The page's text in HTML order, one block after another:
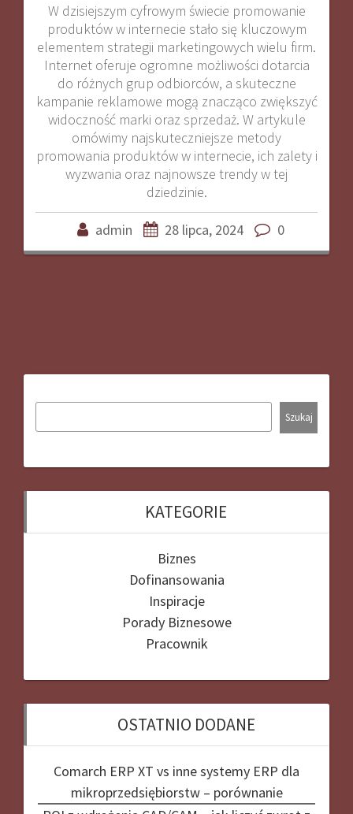
W dzisiejszym cyfrowym świecie promowanie
produktów w internecie stało się kluczowym
elementem strategii marketingowych wielu firm.
Internet oferuje ogromne możliwości dotarcia
do różnych grup odbiorców, a skuteczne
kampanie reklamowe mogą znacząco zwiększyć
widoczność marki oraz sprzedaż. W artykule
omówimy najskuteczniejsze metody
promowania produktów w internecie, ich zalety i
wyzwania oraz najnowsze trendy w tej
dziedzinie.
admin 28 lipca, 2024 0
Szukaj
KATEGORIE
Biznes
Dofinansowania
Inspiracje
Porady Biznesowe
Pracownik
OSTATNIO DODANE
Comarch ERP XT vs inne systemy ERP dla
mikroprzedsiębiorstw – porównanie